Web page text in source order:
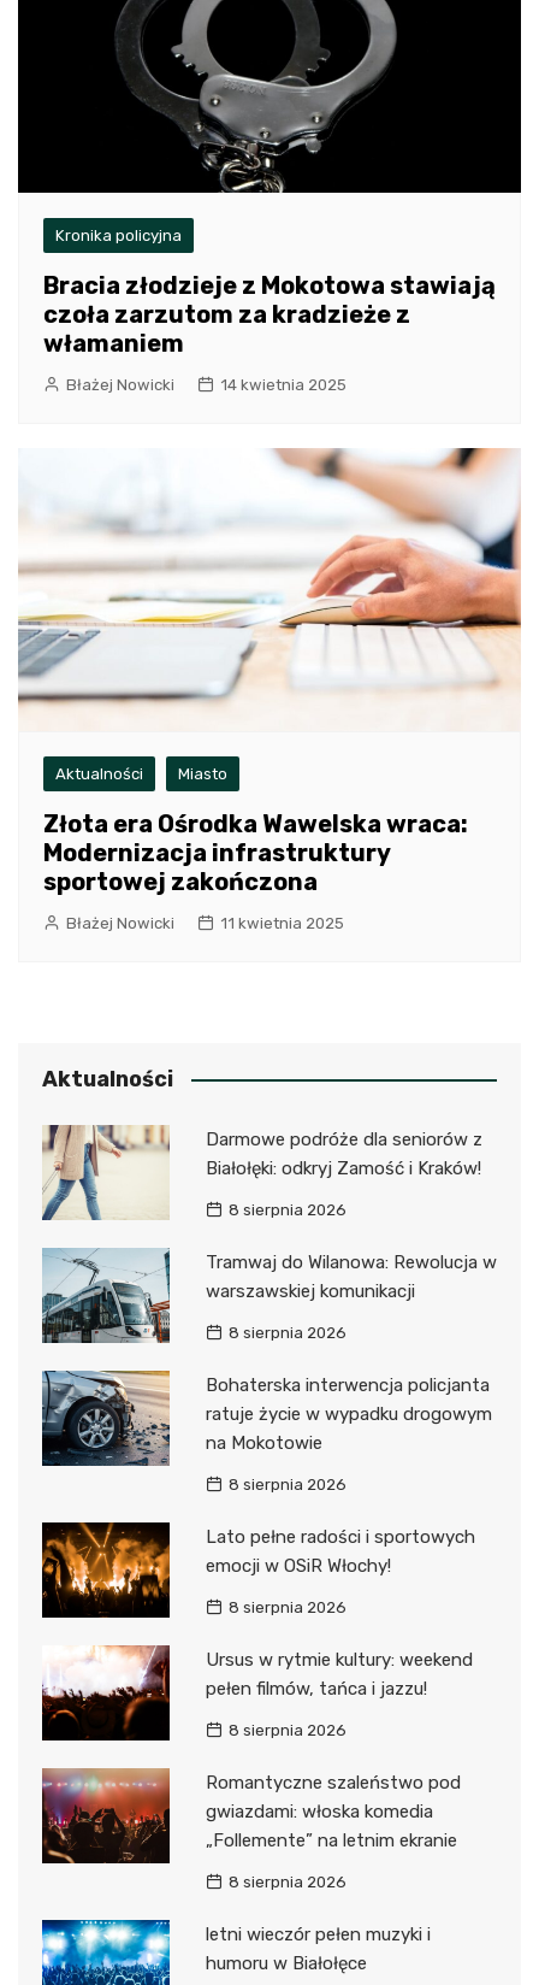
Kronika policyjna
Bracia złodzieje z Mokotowa stawiają
czoła zarzutom za kradzieże z
włamaniem
Błażej Nowicki 14 kwietnia 2025
Aktualności Miasto
Złota era Ośrodka Wawelska wraca:
Modernizacja infrastruktury
sportowej zakończona
Błażej Nowicki 11 kwietnia 2025
Aktualności
Darmowe podróże dla seniorów z
Białołęki: odkryj Zamość i Kraków!
8 sierpnia 2026
Tramwaj do Wilanowa: Rewolucja w
warszawskiej komunikacji
8 sierpnia 2026
Bohaterska interwencja policjanta
ratuje życie w wypadku drogowym
na Mokotowie
8 sierpnia 2026
Lato pełne radości i sportowych
emocji w OSiR Włochy!
8 sierpnia 2026
Ursus w rytmie kultury: weekend
pełen filmów, tańca i jazzu!
8 sierpnia 2026
Romantyczne szaleństwo pod
gwiazdami: włoska komedia
„Follemente” na letnim ekranie
8 sierpnia 2026
letni wieczór pełen muzyki i
humoru w Białołęce